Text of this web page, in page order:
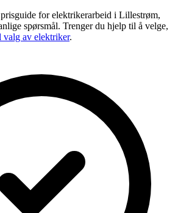
for elektrikerarbeid i Lillestrøm,
spørsmål. Trenger du hjelp til å velge,
valg av elektriker.